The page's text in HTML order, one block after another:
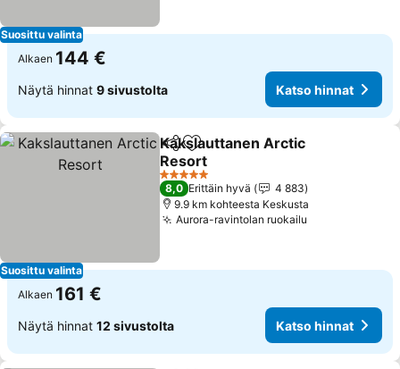
Suosittu valinta
Alkaen 144 €
Näytä hinnat 9 sivustolta Katso hinnat
Suosittu valinta
Jaa Lisää suosikkeihin
Kakslauttanen Arctic
Resort
Katso hinnat
5 Tähtiluokitus
8,0 Erittäin hyvä
4 883
9.9 km kohteesta Keskusta
Aurora-ravintolan ruokailu
Alkaen 161 €
Näytä hinnat 12 sivustolta Katso hinnat